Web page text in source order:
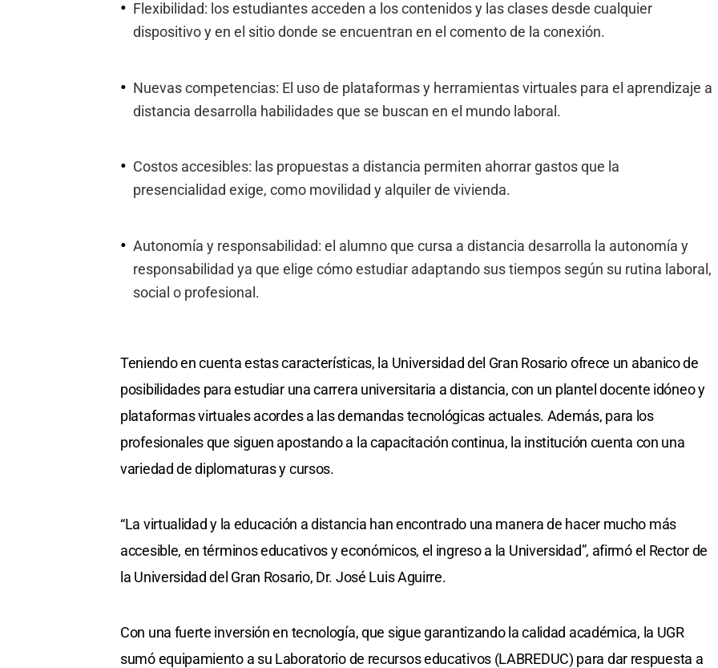
Flexibilidad: los estudiantes acceden a los contenidos y las clases desde cualquier
dispositivo y en el sitio donde se encuentran en el comento de la conexión.
Nuevas competencias: El uso de plataformas y herramientas virtuales para el aprendizaje a
distancia desarrolla habilidades que se buscan en el mundo laboral.
Costos accesibles: las propuestas a distancia permiten ahorrar gastos que la
presencialidad exige, como movilidad y alquiler de vivienda.
Autonomía y responsabilidad: el alumno que cursa a distancia desarrolla la autonomía y
responsabilidad ya que elige cómo estudiar adaptando sus tiempos según su rutina laboral,
social o profesional.
Teniendo en cuenta estas características, la Universidad del Gran Rosario ofrece un abanico de
posibilidades para estudiar una carrera universitaria a distancia, con un plantel docente idóneo y
plataformas virtuales acordes a las demandas tecnológicas actuales. Además, para los
profesionales que siguen apostando a la capacitación continua, la institución cuenta con una
variedad de diplomaturas y cursos.
“La virtualidad y la educación a distancia han encontrado una manera de hacer mucho más
accesible, en términos educativos y económicos, el ingreso a la Universidad”, afirmó el Rector de
la Universidad del Gran Rosario, Dr. José Luis Aguirre.
Con una fuerte inversión en tecnología, que sigue garantizando la calidad académica, la UGR
sumó equipamiento a su Laboratorio de recursos educativos (LABREDUC) para dar respuesta a